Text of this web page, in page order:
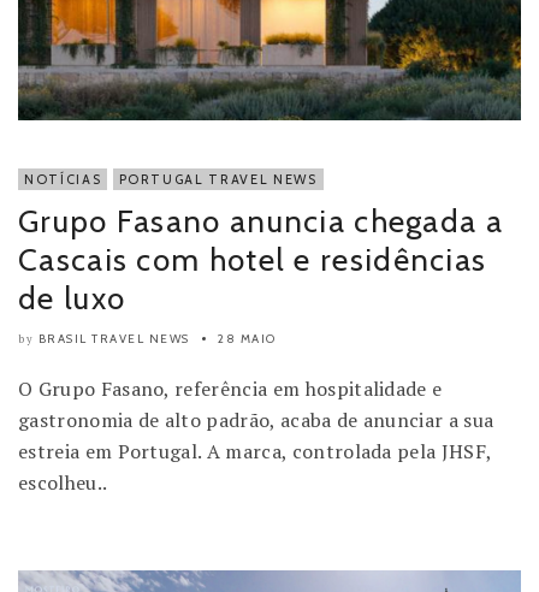
NOTÍCIAS PORTUGAL TRAVEL NEWS
Grupo Fasano anuncia chegada a
Cascais com hotel e residências
de luxo
by BRASIL TRAVEL NEWS 28 MAIO
O Grupo Fasano, referência em hospitalidade e
gastronomia de alto padrão, acaba de anunciar a sua
estreia em Portugal. A marca, controlada pela JHSF,
escolheu..